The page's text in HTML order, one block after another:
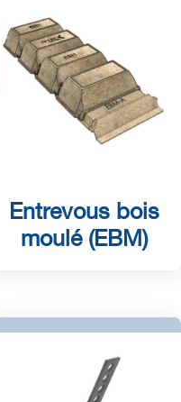
Entrevous bois
moulé (EBM)